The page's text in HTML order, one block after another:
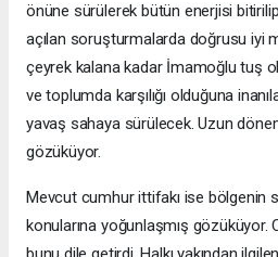
önüne sürülerek bütün enerjisi bitirilip
açılan soruşturmalarda doğrusu iyi
çeyrek kalana kadar İmamoğlu tuş
ve toplumda karşılığı olduğuna
yavaş sahaya sürülecek. Uzun
gözüküyor.
Mevcut cumhur ittifakı ise bölgenin
konularına yoğunlaşmış gözüküyor.